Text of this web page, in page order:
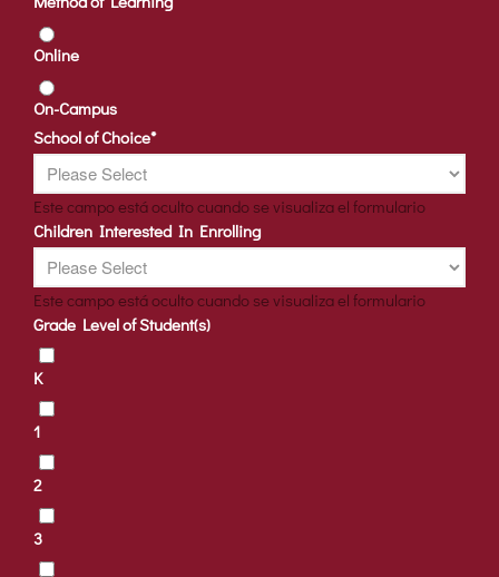
Online
On-Campus
School of Choice*
Este campo está oculto cuando se visualiza el formulario
Children Interested In Enrolling
Este campo está oculto cuando se visualiza el formulario
Grade Level of Student(s)
K
1
2
3